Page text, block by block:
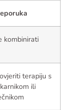
kombinirati
terapiju s
ili